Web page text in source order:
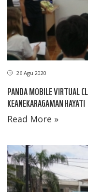
26 Agu 2020
PANDA MOBILE VIRTUAL
KEANEKARAGAMAN HAYATI
Read More »